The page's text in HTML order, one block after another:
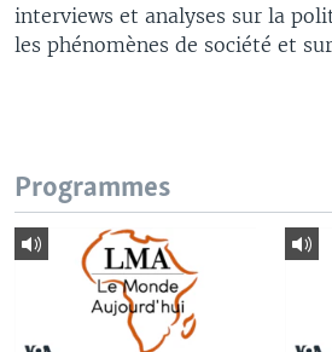
interviews et analyses sur la
les phénomènes de société et
Programmes